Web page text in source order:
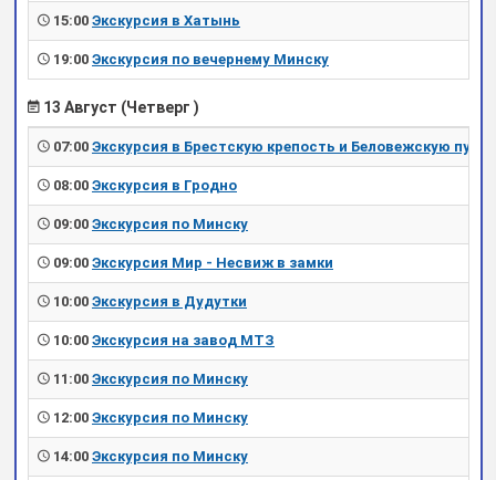
15:00 Экскурсия в Хатынь
19:00 Экскурсия по вечернему Минску
13 Август (Четверг )
07:00 Экскурсия в Брестскую крепость и Беловежскую пущу
08:00 Экскурсия в Гродно
09:00 Экскурсия по Минску
09:00 Экскурсия Мир - Несвиж в замки
10:00 Экскурсия в Дудутки
10:00 Экскурсия на завод МТЗ
11:00 Экскурсия по Минску
12:00 Экскурсия по Минску
14:00 Экскурсия по Минску